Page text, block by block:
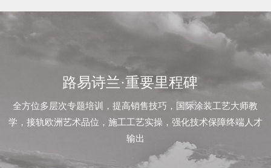
contact
联
路易诗兰·重要里程碑
全方位多层次专题培训，提高销售技巧，国际涂装工艺大师教
学，接轨欧洲艺术品位，施工工艺实操，强化技术保障终端人才
输出